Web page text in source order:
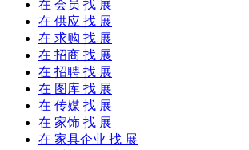
在 会员 找 展
在 供应 找 展
在 求购 找 展
在 招商 找 展
在 招聘 找 展
在 图库 找 展
在 传媒 找 展
在 家饰 找 展
在 家具企业 找 展